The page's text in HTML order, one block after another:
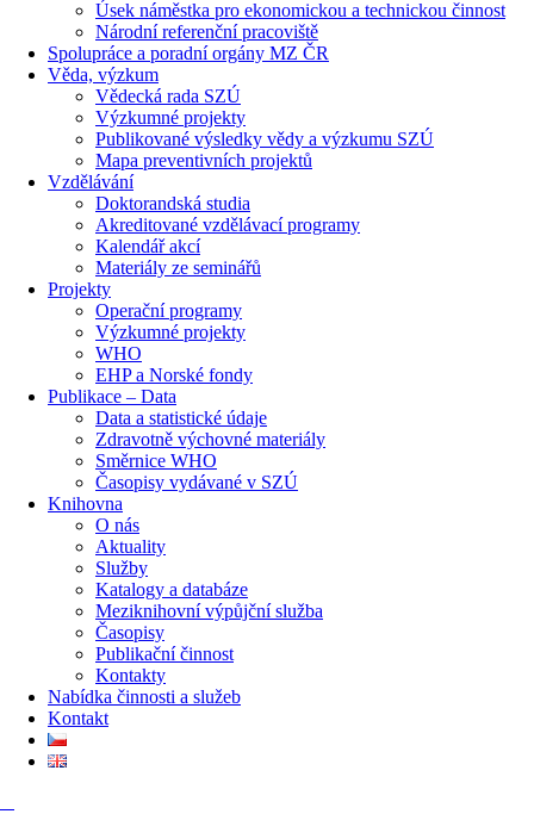
Úsek náměstka pro ekonomickou a technickou činnost
Národní referenční pracoviště
Spolupráce a poradní orgány MZ ČR
Věda, výzkum
Vědecká rada SZÚ
Výzkumné projekty
Publikované výsledky vědy a výzkumu SZÚ
Mapa preventivních projektů
Vzdělávání
Doktorandská studia
Akreditované vzdělávací programy
Kalendář akcí
Materiály ze seminářů
Projekty
Operační programy
Výzkumné projekty
WHO
EHP a Norské fondy
Publikace – Data
Data a statistické údaje
Zdravotně výchovné materiály
Směrnice WHO
Časopisy vydávané v SZÚ
Knihovna
O nás
Aktuality
Služby
Katalogy a databáze
Meziknihovní výpůjční služba
Časopisy
Publikační činnost
Kontakty
Nabídka činnosti a služeb
Kontakt